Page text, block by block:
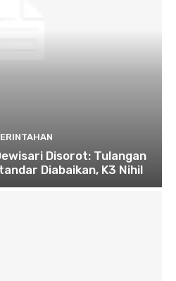
Disorot: Tulangan
Diabaikan, K3 Nihil